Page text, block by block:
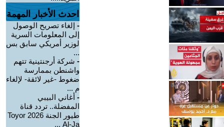
احدث الأخبار المهمة
- إلغاء تصريح الوصول
إلى المعلومات السرية
لوزير أمريكي سابق بس
...
- شركة أرجنتينية تتهم
واشنطن بممارسة
ضغوط -غير لائقة- لإلغاء
م ...
- أغاني البيبي
المفضلة.. تردد قناة
طيور الجنة 2026 Toyor
Al-Ja ...